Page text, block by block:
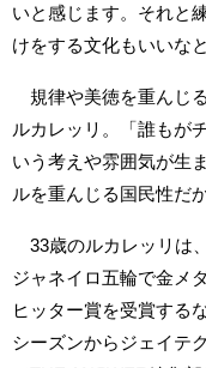
いと感じます。それと
けをする文化もいいな
規律や美徳を重んじ
ルカレッリ。「誰もが
いう考えや雰囲気が生
ルを重んじる国民性だ
33歳のルカレッリは
ジャネイロ五輪で金メ
ヒッター賞を受賞する
シーズンからジェイテ